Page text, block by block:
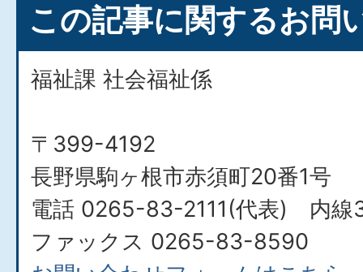
この記事に関するお問
福祉課 社会福祉係
〒399-4192
長野県駒ヶ根市赤須町20番1号
電話 0265-83-2111(代表) 内線
ファックス 0265-83-8590